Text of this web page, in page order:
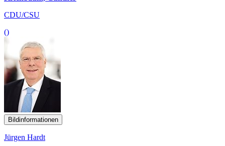
CDU/CSU
()
Bildinformationen
Jürgen Hardt